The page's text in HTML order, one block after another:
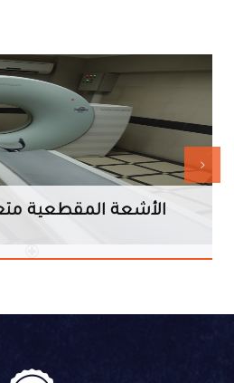
الأشعة المقطعية